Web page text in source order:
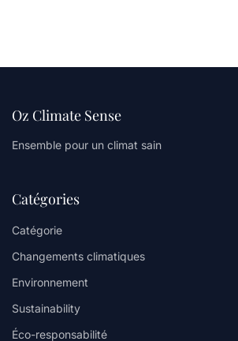
Oz Climate Sense
Ensemble pour un climat sain
Catégories
Catégorie
Changements climatiques
Environnement
Sustainability
Éco-responsabilité